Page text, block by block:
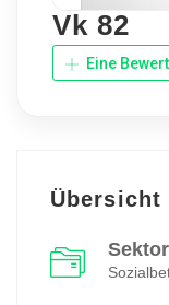
Vk 82
Eine
Übersicht